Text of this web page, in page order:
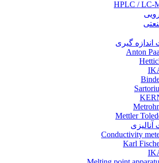
اندازه گیری
Anton
Mettler
آنالیزی
Conductivity
Karl